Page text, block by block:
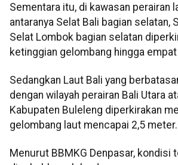
Sementara itu, di kawasan perairan
antaranya Selat Bali bagian selatan,
Selat Lombok bagian selatan
ketinggian gelombang hingga
Sedangkan Laut Bali yang
dengan wilayah perairan Bali Utara
Kabupaten Buleleng diperkirakan
gelombang laut mencapai 2,5 meter.
Menurut BBMKG Denpasar, kondisi